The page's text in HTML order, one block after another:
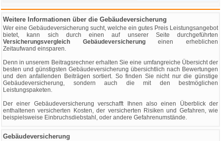
Weitere Informationen über die Gebäudeversicherung
Wer eine Gebäudeversicherung sucht, welche ein gutes Preis Leistungsangebot
bietet, kann sich durch einen auf unserer Seite durchgeführten
Versicherungsvergleich Gebäudeversicherungeinen erheblichen
Zeitaufwand einsparen.
Denn in unserem Beitragsrechner erhalten Sie eine umfangreiche Übersicht der
besten und günstigsten Gebäudeversicherung übersichtlich nach Bewertungen
und den anfallenden Beiträgen sortiert. So finden Sie nicht nur die günstige
Gebäudeversicherung, sondern auch die mit den bestmöglichen
Leistungspaketen.
Der einer Gebäudeversicherung verschafft Ihnen also einen Überblick der
enthaltenen versicherten Kosten, der versicherten Risiken und Gefahren, wie
beispielsweise Einbruchsdiebstahl, oder andere Gefahrenumstände.
Gebäudeversicherung